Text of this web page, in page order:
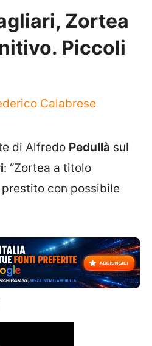
Zortea
Piccoli
Calabrese
di Alfredo Pedullà sul
: “Zortea a titolo
con possibile